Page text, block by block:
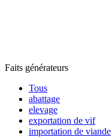
Faits générateurs
Tous
abattage
elevage
exportation de vif
importation de viande